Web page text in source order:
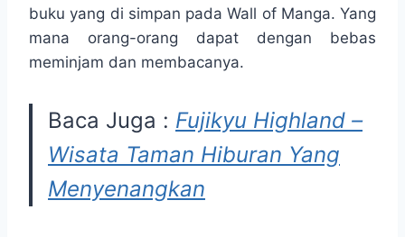
buku yang di simpan pada Wall of Manga. Yang
mana orang-orang dapat dengan bebas
meminjam dan membacanya.
Baca Juga : Fujikyu Highland –
Wisata Taman Hiburan Yang
Menyenangkan